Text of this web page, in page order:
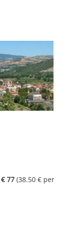
€ 77 (38.50 € per